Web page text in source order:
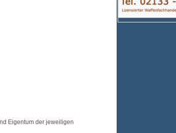
Eigentum der jeweiligen